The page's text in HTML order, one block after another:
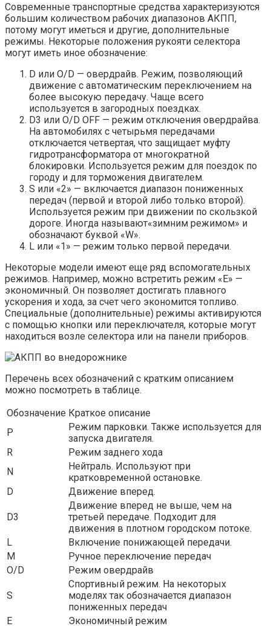
Современные транспортные средства характеризуются
большим количеством рабочих диапазонов АКПП,
потому могут иметься и другие, дополнительные
режимы. Некоторые положения рукояти селектора
могут иметь иное обозначение:
D или O/D — овердрайв. Режим, позволяющий
движение с автоматическим переключением на
более высокую передачу. Чаще всего
используется в загородных поездках.
D3 или O/D OFF — режим отключения овердрайва.
На автомобилях с четырьмя передачами
отключается четвертая, что защищает муфту
гидротрансформатора от многократной
блокировки. Используется режим для поездок по
городу и для торможения двигателем.
S или «2» — включается диапазон пониженных
передач (первой и второй либо только второй).
Используется режим при движении по скользкой
дороге. Иногда называют«зимним режимом» и
обозначают буквой «W».
L или «1» — режим только первой передачи.
Некоторые модели имеют еще ряд вспомогательных
режимов. Например, можно встретить режим «E» —
экономичный. Он позволяет достигать плавного
ускорения и хода, за счет чего экономится топливо.
Специальные (дополнительные) режимы активируются
с помощью кнопки или переключателя, которые могут
находиться возле селектора или на панели приборов.
Перечень всех обозначений с кратким описанием
можно посмотреть в таблице.
Обозначение Краткое описание
P
Режим парковки. Также используется для
запуска двигателя.
R
Режим заднего хода
N
Нейтраль. Используют при
кратковременной остановке.
D
Движение вперед.
D3
Движение вперед не выше, чем на
третьей передаче. Подходит для
движения в плотном городском потоке.
L
Включение понижающей передачи.
M
Ручное переключение передач
O/D
Режим овердрайв
S
Спортивный режим. На некоторых
моделях так обозначается диапазон
пониженных передач
E
Экономичный режим